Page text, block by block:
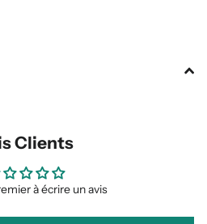
Clients
à écrire un avis